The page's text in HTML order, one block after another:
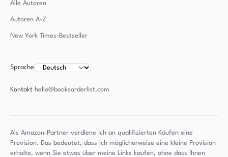
Alle Autoren
Autoren A-Z
New York Times-Bestseller
Sprache
Kontakt hello@booksorderlist.com
Als Amazon-Partner verdiene ich an qualifizierten Käufen eine
Provision. Das bedeutet, dass ich möglicherweise eine kleine Provision
erhalte, wenn Sie etwas über meine Links kaufen, ohne dass Ihnen